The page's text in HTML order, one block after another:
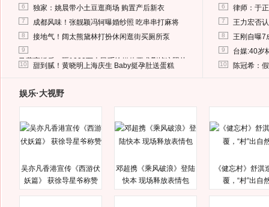
6 独家：姚晨带小土豆逛商场 购置产后新衣
7 成都风味！张靓颖冯轲曝婚纱照 吃串串打麻将
8 接地气！阔太熊黛林打扮休闲逛街买厕所泵
9
马蓉离婚后，砸1000万人民币给媒体要求删掉这照片
10 甜到腻！黄晓明上海庆生 Baby挺孕肚送蛋糕
6 律师：于
7 王力宏否
8 王刚自曝7
9 台媒:40岁
10 陈冠希：
娱乐·大视野
吴亦凡香港宣传《西游伏
妖篇》 获徐导星爷称赞
邓超携《乘风破浪》登陆
快本 现场释放表情包
《健忘村》舒淇
覆，“村”出自